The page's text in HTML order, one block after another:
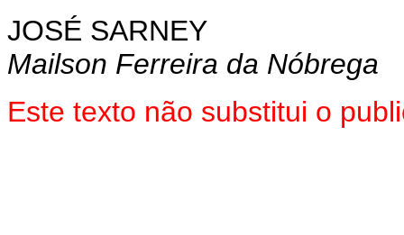
JOSÉ SARNEY
Mailson Ferreira da Nóbrega
Este texto não substitui o